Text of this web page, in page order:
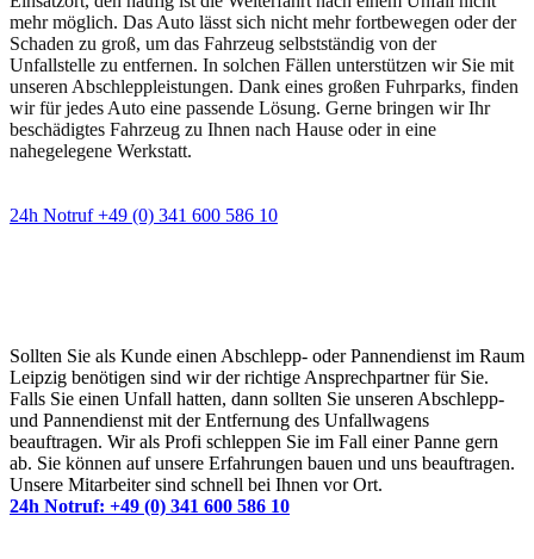
mehr möglich. Das Auto lässt sich nicht mehr fortbewegen oder der
Schaden zu groß, um das Fahrzeug selbstständig von der
Unfallstelle zu entfernen. In solchen Fällen unterstützen wir Sie mit
unseren Abschleppleistungen. Dank eines großen Fuhrparks, finden
wir für jedes Auto eine passende Lösung. Gerne bringen wir Ihr
beschädigtes Fahrzeug zu Ihnen nach Hause oder in eine
nahegelegene Werkstatt.
24h Notruf +49 (0) 341 600 586 10
Sollten Sie als Kunde einen Abschlepp- oder Pannendienst im Raum
Leipzig benötigen sind wir der richtige Ansprechpartner für Sie.
Falls Sie einen Unfall hatten, dann sollten Sie unseren Abschlepp-
und Pannendienst mit der Entfernung des Unfallwagens
beauftragen. Wir als Profi schleppen Sie im Fall einer Panne gern
ab. Sie können auf unsere Erfahrungen bauen und uns beauftragen.
Unsere Mitarbeiter sind schnell bei Ihnen vor Ort.
24h Notruf: +49 (0) 341 600 586 10